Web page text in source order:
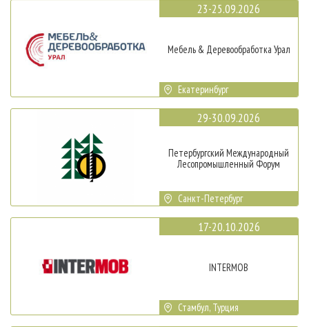
23-25.09.2026
Мебель & Деревообработка Урал
Екатеринбург
29-30.09.2026
Петербургский Международный
Лесопромышленный Форум
Санкт-Петербург
17-20.10.2026
INTERMOB
Стамбул, Турция